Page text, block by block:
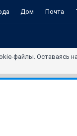
Дом Почта
файлы. Оставаясь